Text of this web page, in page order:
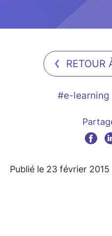
RETOUR
#e-learning
Publié le 23 février 2015